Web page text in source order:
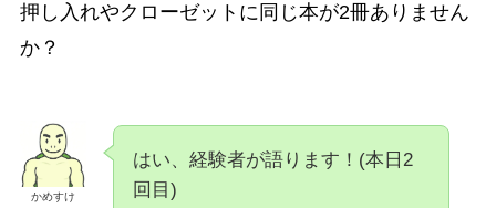
押し入れやクローゼットに同じ本が2冊ありません
か？
かめすけ
はい、経験者が語ります！(本日2
回目)